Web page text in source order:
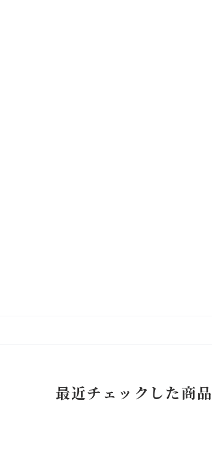
最近チェックした商品